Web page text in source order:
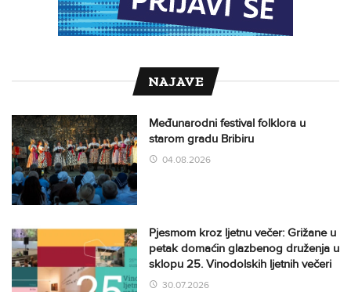
NAJAVE
Međunarodni festival folklora u
starom gradu Bribiru
04.08.2026
Pjesmom kroz ljetnu večer: Grižane u
petak domaćin glazbenog druženja u
sklopu 25. Vinodolskih ljetnih večeri
30.07.2026